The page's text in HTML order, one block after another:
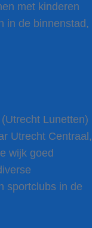
met kinderen
in de binnenstad,
Lunetten)
Utrecht Centraal,
wijk goed
sportclubs in de